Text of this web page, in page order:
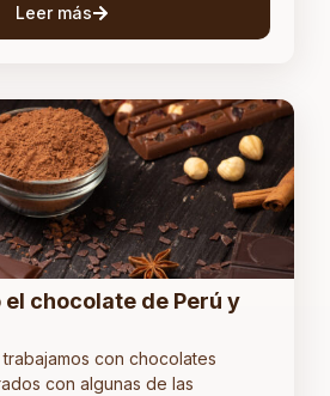
Leer más
el chocolate de Perú y
trabajamos con chocolates
con algunas de las